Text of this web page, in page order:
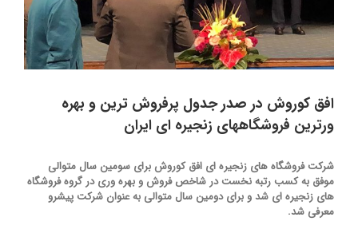
افق کوروش در صدر جدول پرفروش ترین و بهره
ورترین فروشگاههای زنجیره ای ایران
شرکت فروشگاه های زنجیره ای افق کوروش برای سومین سال متوالی
موفق به کسب رتبه نخست در شاخص فروش و بهره وری در گروه فروشگاه
های زنجیره ای شد و برای دومین سال متوالی به عنوان شرکت پیشرو
معرفی شد.